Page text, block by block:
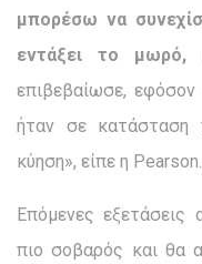
μπορέσω να
εντάξει το μωρό,
επιβεβαίωσε, εφόσον
ήταν σε κατάσταση
κύηση», είπε η Pearson.
Επόμενες εξετάσεις
πιο σοβαρός και θα